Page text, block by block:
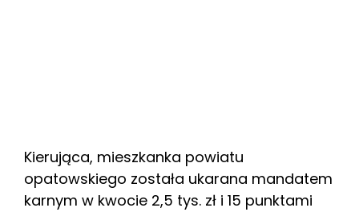
Kierująca, mieszkanka powiatu
opatowskiego została ukarana mandatem
karnym w kwocie 2,5 tys. zł i 15 punktami